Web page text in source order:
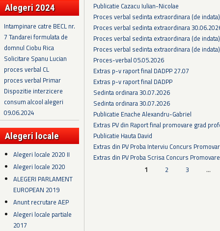
Alegeri 2024
Intampinare catre BECL nr.
7 Tandarei formulata de
domnul Ciobu Rica
Solicitare Spanu Lucian
proces verbal CL
proces verbal Primar
Dispozitie interzicere
consum alcool alegeri
09.06.2024
Alegeri locale
Alegeri locale 2020 II
Alegeri locale 2020
ALEGERI PARLAMENT
EUROPEAN 2019
Anunt recrutare AEP
Alegeri locale partiale
2017
Publicatie Cazacu Iulian-Nicolae
Proces verbal sedinta extraordinara (de
Proces verbal sedinta extraordinara
Proces verbal sedinta extraordinara (de
Proces verbal sedinta extraordinara (de
Proces-verbal 05.05.2026
Extras p-v raport final DADPP 27.07
Extras p-v raport final DADPP
Sedinta ordinara 30.07.2026
Sedinta ordinara 30.07.2026
Publicatie Enache Alexandru-Gabriel
Extras PV din Raport final promovare grad
Publicatie Hauta David
Extras din PV Proba Interviu Concurs
Extras din PV Proba Scrisa Concurs
1 2 3 …